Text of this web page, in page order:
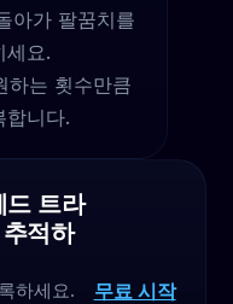
아가 팔꿈치를
세요.
하는 횟수만큼
합니다.
드 트라
적하
하세요.
무료 시작